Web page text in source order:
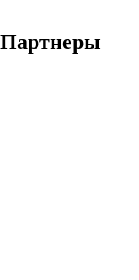
Партнеры